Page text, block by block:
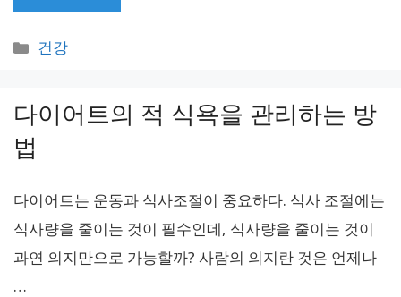
카
리
건강
다이어트의 적 식욕을 관리하는 방
법
다이어트는 운동과 식사조절이 중요하다. 식사 조절에는
식사량을 줄이는 것이 필수인데, 식사량을 줄이는 것이
과연 의지만으로 가능할까? 사람의 의지란 것은 언제나
…